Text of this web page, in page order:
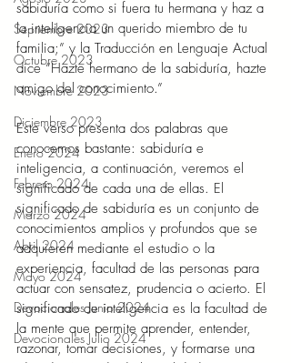
Septiembre 2023
Octubre 2023
Noviembre 2023
Diciembre 2023
Enero 2024
Febrero 2024
Marzo 2024
Abril 2024
Mayo 2024
Devocionales Junio 2024
Devocionales Julio 2024
sabiduría como si fuera tu hermana y haz a
la inteligencia un querido miembro de tu
familia;” y la Traducción en Lenguaje Actual
dice “Hazte hermano de la sabiduría, hazte
amigo del conocimiento.”
Este verso presenta dos palabras que
conocemos bastante: sabiduría e
inteligencia, a continuación, veremos el
significado de cada una de ellas. El
significado de sabiduría es un conjunto de
conocimientos amplios y profundos que se
adquieren mediante el estudio o la
experiencia, facultad de las personas para
actuar con sensatez, prudencia o acierto. El
significado de inteligencia es la facultad de
la mente que permite aprender, entender,
razonar, tomar decisiones, y formarse una